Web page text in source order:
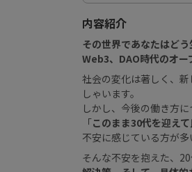
内容紹介
その世界であなたはどう
Web3、DAO時代のオー
社会の変化は著しく、
しゃいます。
しかし、今後の働き方
「このまま30代を迎え
不安に感じている方が
そんな不安を抱えた、